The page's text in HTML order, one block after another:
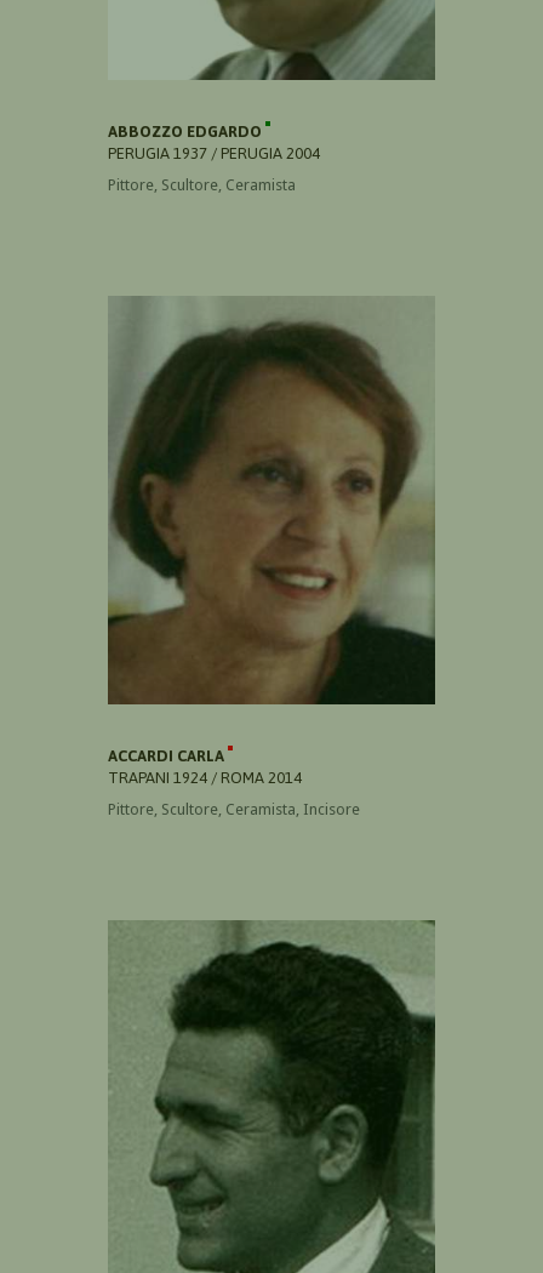
ABBOZZO EDGARDO
PERUGIA 1937 / PERUGIA 2004
Pittore, Scultore, Ceramista
ACCARDI CARLA
TRAPANI 1924 / ROMA 2014
Pittore, Scultore, Ceramista, Incisore